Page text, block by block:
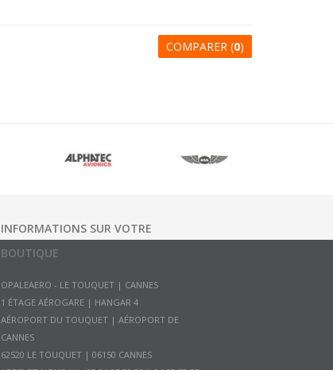
COMPARER (0)
INFORMATIONS SUR VOTRE
BOUTIQUE
OPALEAERO - LE TOUQUET | CANNES
1 ÉTAGE AÉROGARE | HANGAR 4
AÉROPORT DU TOUQUET | AÉROPORT DE
CANNES